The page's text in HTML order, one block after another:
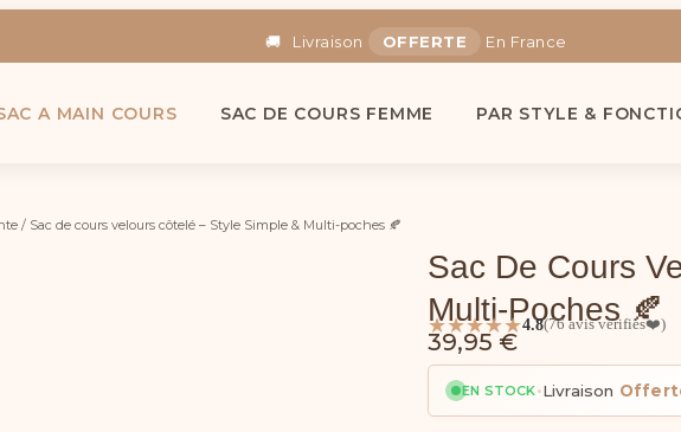
🚚 Livraison OFFERTE En France
A MAIN COURS SAC DE COURS FEMME PAR STYLE &
/ Sac de cours velours côtelé – Style Simple & Multi-poches 🍂
Sac De Cours
Multi-Poches 🍂
★★★★★4.8(76 avis vérifiés❤️)
39,95€
EN STOCK•Livraison